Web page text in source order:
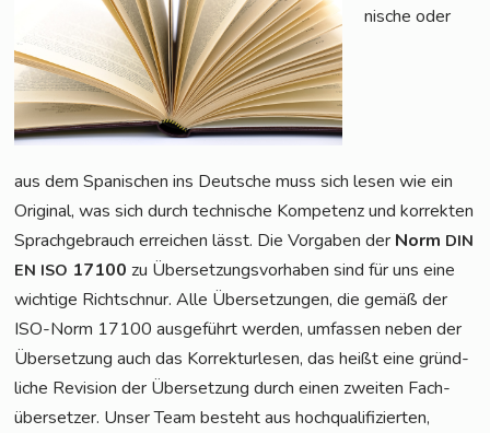
ni­sche oder
aus dem Spa­ni­schen ins Deut­sche muss sich lesen wie ein
Ori­gi­nal, was sich durch tech­ni­sche Kom­pe­tenz und kor­rek­ten
Sprach­ge­brauch errei­chen lässt. Die Vor­ga­ben der Norm DIN
EN ISO 17100 zu Über­set­zungs­vor­ha­ben sind für uns eine
wich­ti­ge Richt­schnur. Alle Über­set­zun­gen, die gemäß der
ISO-Norm 17100 aus­ge­führt wer­den, umfas­sen neben der
Über­set­zung auch das Kor­rek­tur­le­sen, das heißt eine gründ­
li­che Revi­si­on der Über­set­zung durch einen zwei­ten Fach­
über­set­zer. Unser Team besteht aus hoch­qua­li­fi­zier­ten,